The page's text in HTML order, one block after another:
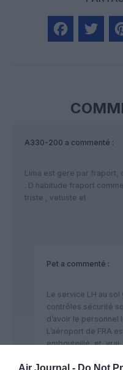
Air Journal - Do Not
A330-200 a commenté :
Lima est gere par fraport,
. D habitude fraport
triste , vetuste et
Pet a commenté :
Le service LH au
contrôles sécurité
d’avoir le personnel
L’aéroport de FRA
embouteillé, et,
Dusseldorf ou